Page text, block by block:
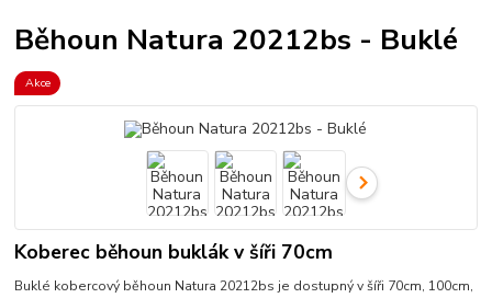
Běhoun Natura 20212bs - Buklé
Akce
Koberec běhoun buklák v šíři 70cm
Buklé kobercový běhoun Natura 20212bs je dostupný v šíři 70cm, 100cm,